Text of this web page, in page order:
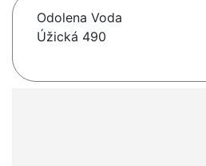
Odolena Voda
Úžická 490